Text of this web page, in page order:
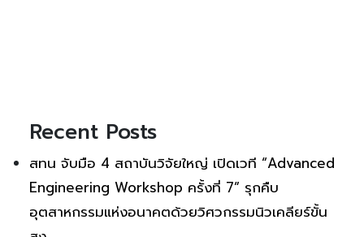
Recent Posts
สทน จับมือ 4 สถาบันวิจัยใหญ่ เปิดเวที “Advanced
Engineering Workshop ครั้งที่ 7” รุกคืบ
อุตสาหกรรมแห่งอนาคตด้วยวิศวกรรมนิวเคลียร์ขั้น